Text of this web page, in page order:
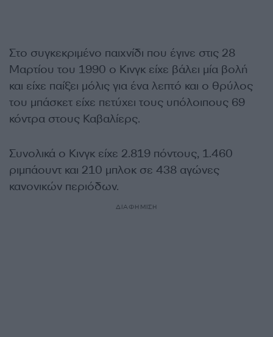
Στο συγκεκριμένο παιχνίδι που έγινε στις 28
Μαρτίου του 1990 ο Κινγκ είχε βάλει μία βολή
και είχε παίξει μόλις για ένα λεπτό και ο θρύλος
του μπάσκετ είχε πετύχει τους υπόλοιπους 69
κόντρα στους Καβαλίερς.
Συνολικά ο Κινγκ είχε 2.819 πόντους, 1.460
ριμπάουντ και 210 μπλοκ σε 438 αγώνες
κανονικών περιόδων.
ΔΙΑΦΗΜΙΣΗ